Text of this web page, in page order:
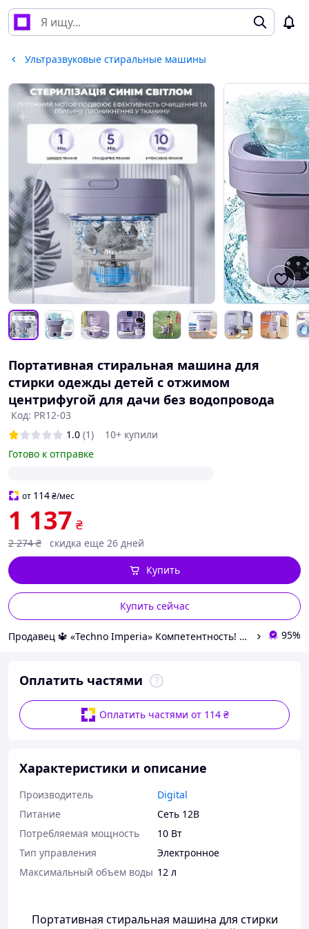
Ультразвуковые стиральные машины
Портативная стиральная машина для
стирки одежды детей с отжимом
центрифугой для дачи без водопровода
Код: PR12-03
1.0 (1)
10+ купили
Готово к отправке
от 114₴/мес
1 137 ₴
2 274 ₴ скидка еще 26 дней
Купить сейчас
Купить
Продавец 🔱 «Techno Imperia» Компетентность! Качество товара! Быстрая отправка! ✅ 95%
Оплатить частями
Оплатить частями от 114 ₴
Характеристики и описание
Производитель
Digital
Питание
Сеть 12В
Потребляемая мощность
10 Вт
Тип управления
Электронное
Максимальный объем воды 12 л
Портативная стиральная машина для стирки